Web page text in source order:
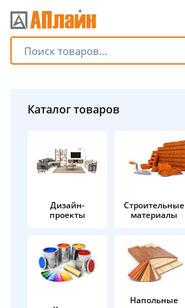
Каталог товаров
Дизайн-
проекты
Строительные
материалы
Напольные
Разбейте
без переплат
График платежей
Сегодня
%